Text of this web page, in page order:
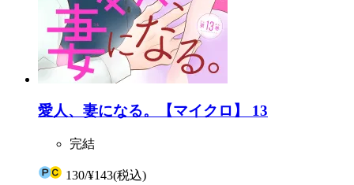
愛人、妻になる。【マイクロ】 13
完結
130/¥143(税込)